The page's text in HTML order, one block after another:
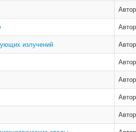
излучений